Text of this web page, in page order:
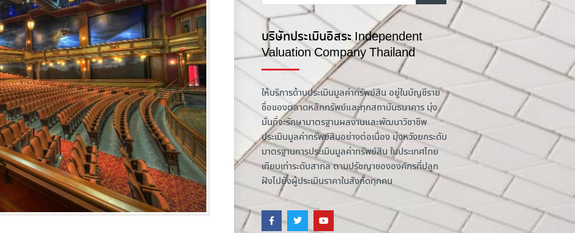
บริษัทประเมินอิสระ Independent
Valuation Company Thailand
ให้บริการด้านประเมินมูลค่าทรัพย์สิน อยู่ในบัญชีราย
ชื่อของตลาดหลักทรัพย์และทุกสถาบันธนาคาร มุ่ง
มั่นที่จะรักษามาตรฐานผลงานและพัฒนาวิชาชีพ
ประเมินมูลค่าทรัพย์สินอย่างต่อเนื่อง มุ่งหวังยกระดับ
มาตรฐานการประเมินมูลค่าทรัพย์สิน ในประเทศไทย
เทียบเท่าระดับสากล ตามปรัชญาขององค์กรที่ปลูก
ฝังไปยังผู้ประเมินราคาในสังกัดทุกคน